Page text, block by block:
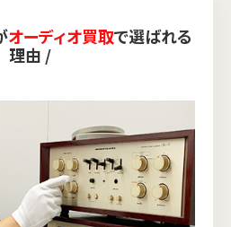
オーディオ買取で選ばれる
理由 /